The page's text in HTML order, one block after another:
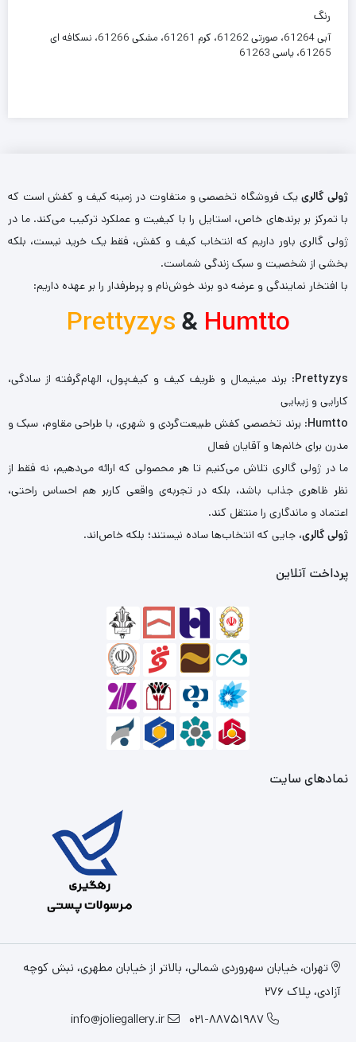
رنگ
آبی 61264، صورتی 61262، کرم 61261، مشکی 61266، نسکافه ای
61265، یاسی 61263
ژولی گالرییک فروشگاه تخصصی و متفاوت در زمینه کیف و کفش است که
با تمرکز بر برندهای خاص، استایل را با کیفیت و عملکرد ترکیب می‌کند. ما در
ژولی گالری باور داریم که انتخاب کیف و کفش، فقط یک خرید نیست، بلکه
بخشی از شخصیت و سبک زندگی شماست.
با افتخار نمایندگی و عرضه دو برند خوش‌نام و پرطرفدار را بر عهده داریم:
Prettyzys& Humtto
Prettyzys: برند مینیمال و ظریف کیف و کیف‌پول، الهام‌گرفته از سادگی،
کارایی و زیبایی
Humtto: برند تخصصی کفش طبیعت‌گردی و شهری، با طراحی مقاوم، سبک و
مدرن برای خانم‌ها و آقایان فعال
ما در ژولی گالری تلاش می‌کنیم تا هر محصولی که ارائه می‌دهیم، نه فقط از
نظر ظاهری جذاب باشد، بلکه در تجربه‌ی واقعی کاربر هم احساس راحتی،
اعتماد و ماندگاری را منتقل کند.
ژولی گالری، جایی که انتخاب‌ها ساده نیستند؛ بلکه خاص‌اند.
پرداخت آنلاین
نمادهای سایت
تهران، خیابان سهروردی شمالی، بالاتر از خیابان مطهری، نبش کوچه
آزادی، پلاک 276
021-88751987
info@joliegallery.ir